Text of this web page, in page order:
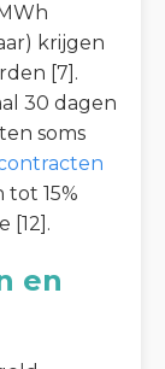
krijgen
[7].
30 dagen
soms
15%
[12].
en